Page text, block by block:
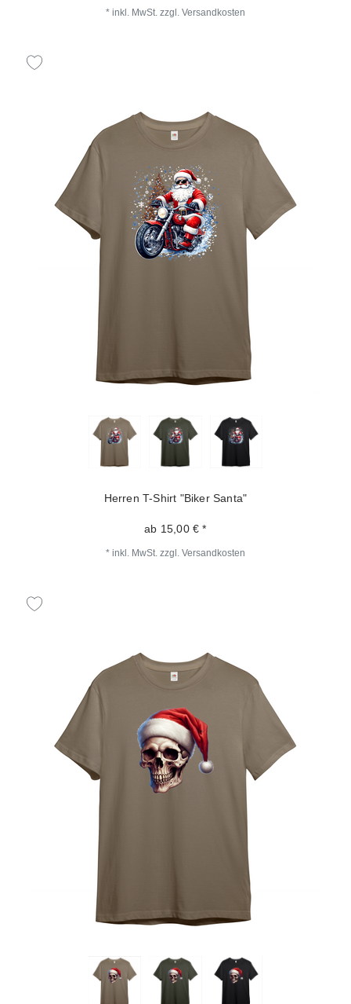
* inkl. MwSt. zzgl. Versandkosten
Herren T-Shirt "Biker Santa"
ab 15,00 € *
* inkl. MwSt. zzgl. Versandkosten